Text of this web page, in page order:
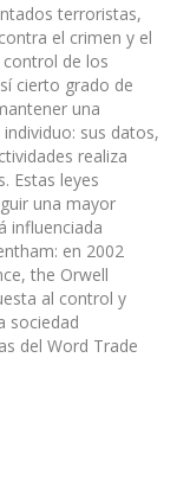
terroristas,
el crimen y el
de los
cierto grado de
una
sus datos,
realiza
Estas leyes
una mayor
influenciada
en 2002
the Orwell
al control y
sociedad
del Word Trade